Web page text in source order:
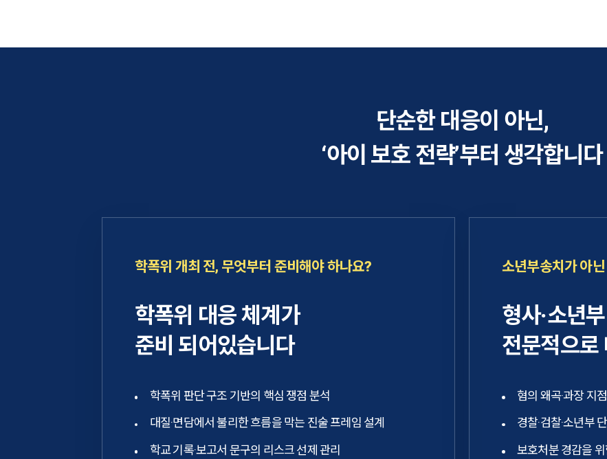
단순한 대응이 아닌,
‘아이 보호 전략’부터 생각합니다
학폭위 개최 전, 무엇부터 준비해야 하나요?
학폭위 대응 체계가
준비 되어있습니다
학폭위 판단 구조 기반의 핵심 쟁점 분석
대질·면담에서 불리한 흐름을 막는 진술 프레임 설계
학교 기록·보고서 문구의 리스크 선제 관리
소년부송치가 아
형사·소년
전문적으로
혐의 왜곡·과장 지
경찰·검찰·소년부
보호처분 경감을 위